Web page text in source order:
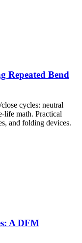
Repeated Bend
cycles: neutral
life math. Practical
and folding devices.
A DFM